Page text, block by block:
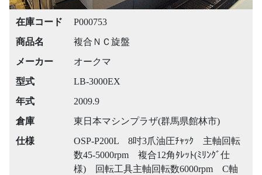
在庫コード
P000753
商品名
複合ＮＣ旋盤
メーカー
オークマ
型式
LB-3000EX
年式
2009.9
倉庫
東日本マシンプラザ(群馬県館林市)
仕様
OSP-P200L 8吋3爪油圧ﾁｬｯｸ 主軸回転
数45-5000rpm 複合12角ﾀﾚｯﾄ(ﾐﾘﾝｸﾞ仕
様) 回転工具主軸回転数6000rpm C軸